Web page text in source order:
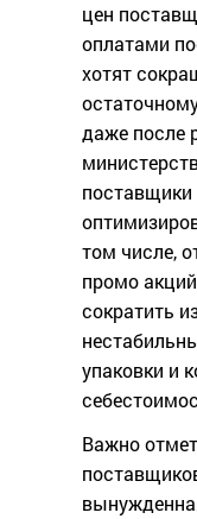
цен
оплатами
хотят
даже после
том числе,
промо
сократить
упаковки и
Важно